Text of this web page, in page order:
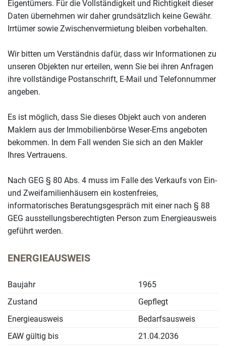
Eigentümers. Für die Vollständigkeit und Richtigkeit dieser
Daten übernehmen wir daher grundsätzlich keine Gewähr.
Irrtümer sowie Zwischenvermietung bleiben vorbehalten.
Wir bitten um Verständnis dafür, dass wir Informationen zu
unseren Objekten nur erteilen, wenn Sie bei ihren Anfragen
ihre vollständige Postanschrift, E-Mail und Telefonnummer
angeben.
Es ist möglich, dass Sie dieses Objekt auch von anderen
Maklern aus der Immobilienbörse Weser-Ems angeboten
bekommen. In dem Fall wenden Sie sich an den Makler
Ihres Vertrauens.
Nach GEG § 80 Abs. 4 muss im Falle des Verkaufs von Ein-
und Zweifamilienhäusern ein kostenfreies,
informatorisches Beratungsgespräch mit einer nach § 88
GEG ausstellungsberechtigten Person zum Energieausweis
geführt werden.
ENERGIEAUSWEIS
Baujahr
1965
Zustand
Gepflegt
Energieausweis
Bedarfsausweis
EAW gültig bis
21.04.2036